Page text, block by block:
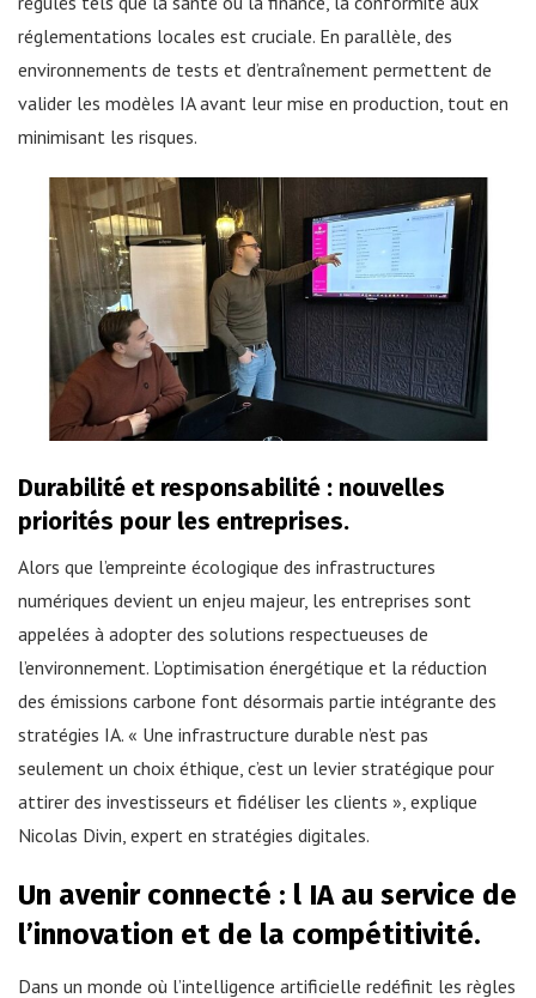
réglementations locales est cruciale. En parallèle, des
environnements de tests et d’entraînement permettent de
valider les modèles IA avant leur mise en production, tout en
minimisant les risques.
Durabilité et responsabilité : nouvelles
priorités pour les entreprises.
Alors que l’empreinte écologique des infrastructures
numériques devient un enjeu majeur, les entreprises sont
appelées à adopter des solutions respectueuses de
l’environnement. L’optimisation énergétique et la réduction
des émissions carbone font désormais partie intégrante des
stratégies IA. « Une infrastructure durable n’est pas
seulement un choix éthique, c’est un levier stratégique pour
attirer des investisseurs et fidéliser les clients », explique
Nicolas Divin, expert en stratégies digitales.
Un avenir connecté : l IA au service de
l’innovation et de la compétitivité.
Dans un monde où l’intelligence artificielle redéfinit les règles